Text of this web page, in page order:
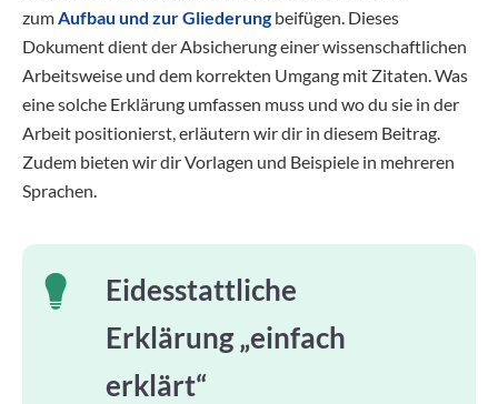
zumAufbau und zur Gliederung beifügen. Dieses
Dokument dient der Absicherung einer wissenschaftlichen
Arbeitsweise und dem korrekten Umgang mit Zitaten. Was
eine solche Erklärung umfassen muss und wo du sie in der
Arbeit positionierst, erläutern wir dir in diesem Beitrag.
Zudem bieten wir dir Vorlagen und Beispiele in mehreren
Sprachen.
Eidesstattliche
Erklärung „einfach
erklärt“